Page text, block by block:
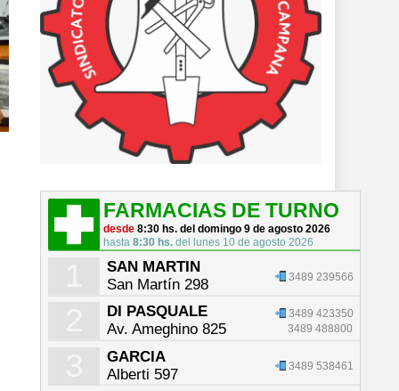
FARMACIAS DE TURNO
desde 8:30 hs. del domingo 9 de agosto 2026
hasta 8:30 hs.del lunes 10 de agosto 2026
SAN MARTIN
San Martín 298
3489 239566
DI PASQUALE
Av. Ameghino 825
3489 423350
3489 488800
GARCIA
Alberti 597
3489 538461